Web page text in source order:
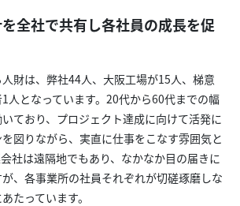
全社で共有し各社員の成長を促
財は、弊社44人、大阪工場が15人、梯意
人となっています。20代から60代までの幅
ており、プロジェクト達成に向けて活発に
図りながら、実直に仕事をこなす雰囲気と
社は遠隔地でもあり、なかなか目の届きに
、各事業所の社員それぞれが切磋琢磨しな
たっています。